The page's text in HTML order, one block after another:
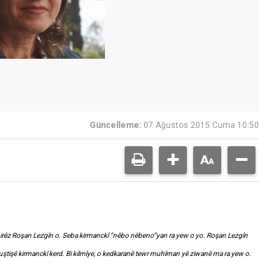
Güncelleme: 07 Ağustos 2015 Cuma 10:50
Roşan Lezgîn o. Seba kirmanckî “nêbo nêbeno”yan ra yew o yo. Roşan Lezgîn
kirmanckî kerd. Bi kilmîye, o kedkaranê tewr muhîman yê ziwanê ma ra yew o.